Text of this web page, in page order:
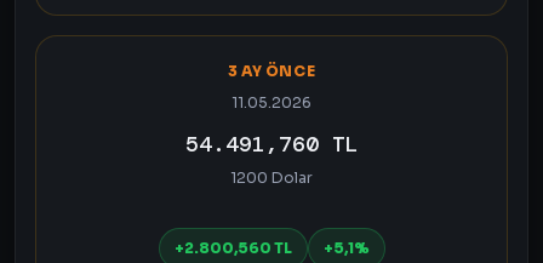
3 AY ÖNCE
11.05.2026
54.491,760 TL
1200 Dolar
+2.800,560 TL +5,1%